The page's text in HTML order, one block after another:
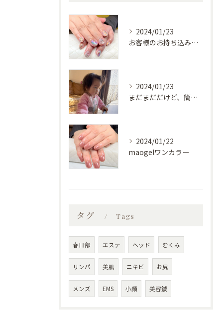
2024/01/23
お客様のお持ち込みデザイン
2024/01/23
まだまだだけど、簡単な物は自分で食べられるようになってきた♡
2024/01/22
maogelワンカラー
タグ Tags
春日部 エステ ヘッド むくみ
リンパ 美肌 ニキビ お尻
メンズ EMS 小顔 美容鍼